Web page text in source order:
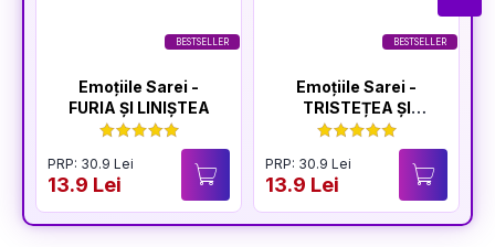
BESTSELLER
Emoțiile Sarei -
FURIA ȘI LINIȘTEA
PRP: 30.9 Lei
13.9 Lei
BESTSELLER
Emoțiile Sarei -
TRISTEȚEA ȘI
BUCURIA
PRP: 30.9 Lei
13.9 Lei